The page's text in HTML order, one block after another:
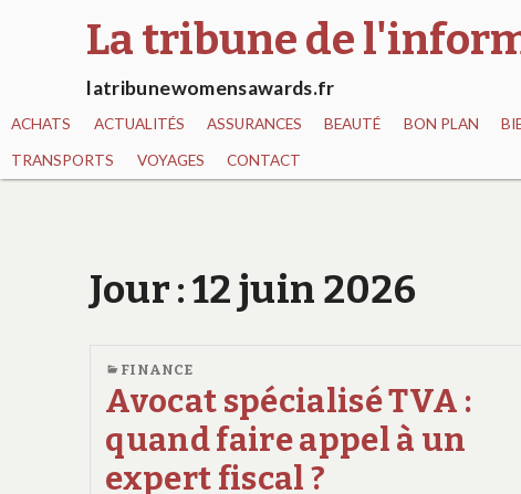
La tribune de
latribunewomensawards.fr
ACHATS ACTUALITÉS ASSURANCES BEAUTÉ BON PLAN
TRANSPORTS VOYAGES CONTACT
Jour :12 juin 2026
FINANCE
Avocat spécialisé TVA :
quand faire appel à un
expert fiscal ?